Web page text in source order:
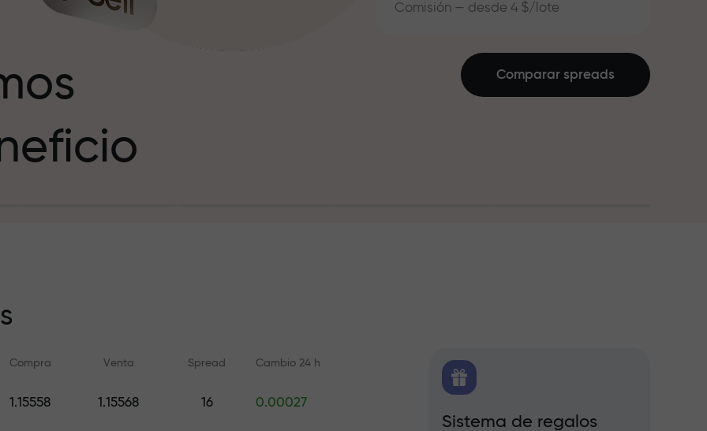
Comisión — desde 4 $/lote
en la pista
Comparar spreads
Compra Venta Spread Cambio 24 h
1.15558 1.15568 16 0.00027
Sistema de regalos